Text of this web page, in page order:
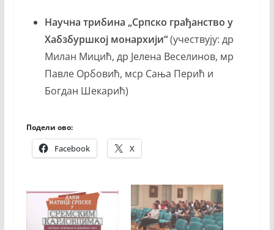
Научна трибина „Српско грађанство у
Хабзбуршкој монархији“(учествују: др
Милан Мицић, др Јелена Веселинов, мр
Павле Орбовић, мср Сања Перић и
Богдан Шекарић)
Подели ово:
Facebook X